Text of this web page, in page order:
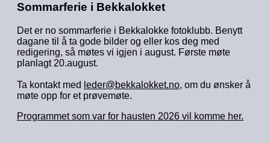
Sommarferie i Bekkalokket
Det er no sommarferie i Bekkalokke fotoklubb. Benytt
dagane til å ta gode bilder og eller kos deg med
redigering, så møtes vi igjen i august. Første møte
planlagt 20.august.
Ta kontakt med leder@bekkalokket.no, om du ønsker å
møte opp for et prøvemøte.
Programmet som var for hausten 2026 vil komme her.